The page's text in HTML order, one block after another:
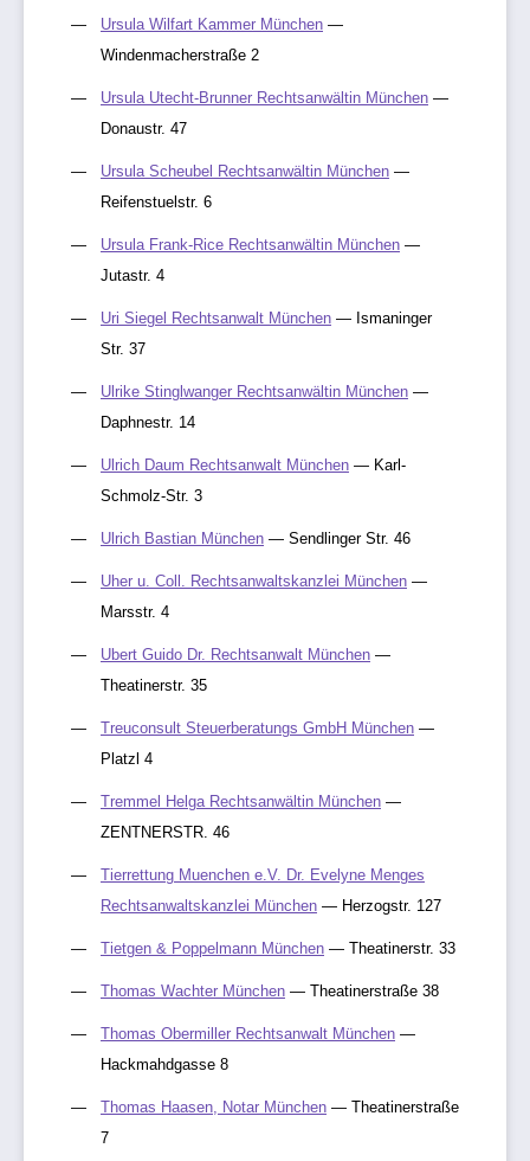
Ursula Wilfart Kammer München —
Windenmacherstraße 2
Ursula Utecht-Brunner Rechtsanwältin München —
Donaustr. 47
Ursula Scheubel Rechtsanwältin München —
Reifenstuelstr. 6
Ursula Frank-Rice Rechtsanwältin München —
Jutastr. 4
Uri Siegel Rechtsanwalt München — Ismaninger
Str. 37
Ulrike Stinglwanger Rechtsanwältin München —
Daphnestr. 14
Ulrich Daum Rechtsanwalt München — Karl-
Schmolz-Str. 3
Ulrich Bastian München — Sendlinger Str. 46
Uher u. Coll. Rechtsanwaltskanzlei München —
Marsstr. 4
Ubert Guido Dr. Rechtsanwalt München —
Theatinerstr. 35
Treuconsult Steuerberatungs GmbH München —
Platzl 4
Tremmel Helga Rechtsanwältin München —
ZENTNERSTR. 46
Tierrettung Muenchen e.V. Dr. Evelyne Menges
Rechtsanwaltskanzlei München — Herzogstr. 127
Tietgen & Poppelmann München — Theatinerstr. 33
Thomas Wachter München — Theatinerstraße 38
Thomas Obermiller Rechtsanwalt München —
Hackmahdgasse 8
Thomas Haasen, Notar München — Theatinerstraße
7